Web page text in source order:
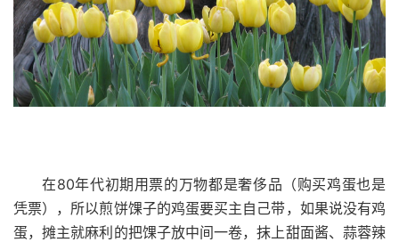
在80年代初期用票的万物都是奢侈品（购买鸡蛋也是
凭票），所以煎饼馃子的鸡蛋要买主自己带，如果说没有鸡
蛋，摊主就麻利的把馃子放中间一卷，抹上甜面酱、蒜蓉辣